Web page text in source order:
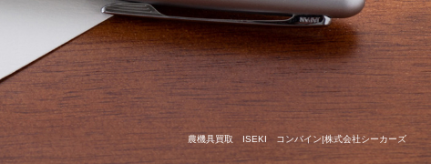
農機具買取 ISEKI コンバイン|株式会社シーカーズ